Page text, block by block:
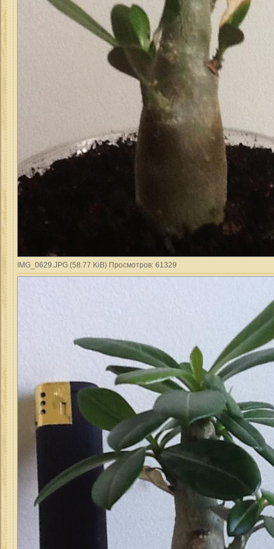
IMG_0629.JPG (58.77 KiB) Просмотров: 61329